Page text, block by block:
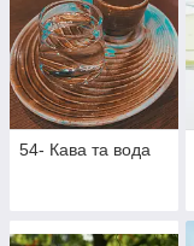
54- Кава та вода